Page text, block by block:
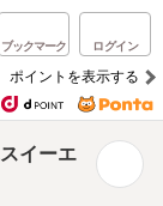
ブックマーク ログイン
ポイントを表示する
イーエ